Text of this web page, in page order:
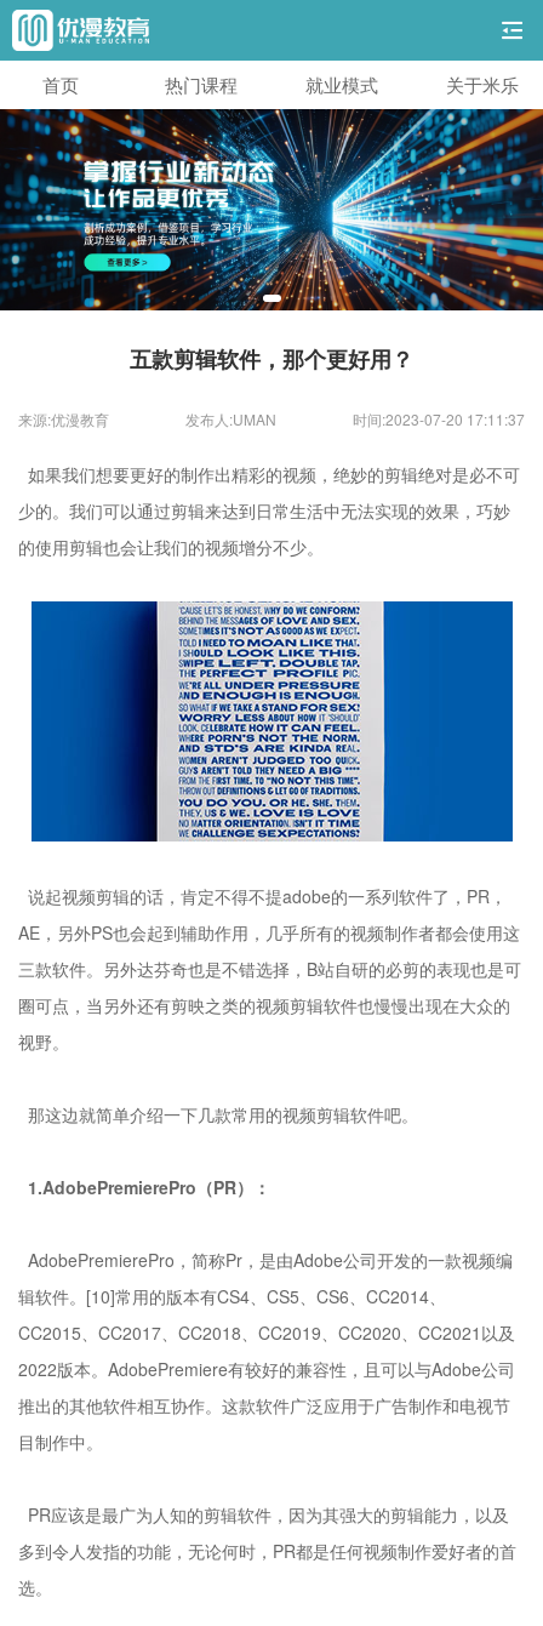
首页 热门课程 就业模式 关于米乐
五款剪辑软件，那个更好用？
来源:优漫教育 发布人:UMAN 时间:2023-07-20 17:11:37
如果我们想要更好的制作出精彩的视频，绝妙的剪辑绝对是必不可
少的。我们可以通过剪辑来达到日常生活中无法实现的效果，巧妙
的使用剪辑也会让我们的视频增分不少。
说起视频剪辑的话，肯定不得不提adobe的一系列软件了，PR，
AE，另外PS也会起到辅助作用，几乎所有的视频制作者都会使用这
三款软件。另外达芬奇也是不错选择，B站自研的必剪的表现也是可
圈可点，当另外还有剪映之类的视频剪辑软件也慢慢出现在大众的
视野。
那这边就简单介绍一下几款常用的视频剪辑软件吧。
1.AdobePremierePro（PR）：
AdobePremierePro，简称Pr，是由Adobe公司开发的一款视频编
辑软件。[10]常用的版本有CS4、CS5、CS6、CC2014、
CC2015、CC2017、CC2018、CC2019、CC2020、CC2021以及
2022版本。AdobePremiere有较好的兼容性，且可以与Adobe公司
推出的其他软件相互协作。这款软件广泛应用于广告制作和电视节
目制作中。
PR应该是最广为人知的剪辑软件，因为其强大的剪辑能力，以及
多到令人发指的功能，无论何时，PR都是任何视频制作爱好者的首
选。